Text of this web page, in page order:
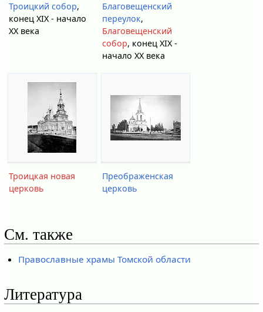
Троицкий собор,
конец XIX - начало
ХХ века
Благовещенский
переулок,
Благовещенский
собор, конец XIX -
начало ХХ века
Троицкая новая
церковь
Преображенская
церковь
См. также
Православные храмы Томской области
Литература